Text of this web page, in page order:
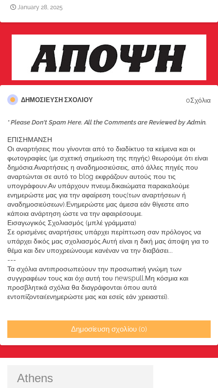
January 28, 2025
ΔΗΜΟΣΊΕΥΣΗ ΣΧΟΛΊΟΥ 0Σχόλια
* Please Don't Spam Here. All the Comments are Reviewed by Admin.
ΕΠΙΣΗΜΑΝΣΗ
Οι αναρτήσεις που γίνονται από το διαδίκτυο τα κείμενα και οι
φωτογραφίες (με σχετική σημείωση της πηγής) θεωρούμε ότι είναι
δημόσια.Αναρτήσεις η αναδημοσιεύσεις, από άλλες πηγές που
αναρτώνται σε αυτό το blog εκφράζουν αυτούς που τις
υπογράφουν.Αν υπάρχουν πνευμ.δικαιώματα παρακαλούμε
ενημερώστε μας για την αφαίρεση τους(των αναρτήσεων ή
αναδημοσιεύσεων).Ενημερώστε μας άμεσα εάν θίγεστε απο
κάποια ανάρτηση ώστε να την αφαιρέσουμε.
Εισαγωγικός Σχολιασμός (μπλέ γράμματα)
Σε ορισμένες αναρτήσεις υπάρχει περίπτωση σαν πρόλογος να
υπάρχει δικός μας σχολιασμός.Αυτή είναι η δική μας άποψη για το
θέμα και δεν υποχρεώνουμε κανέναν να την διαβάσει...
---
Τα σχόλια αντιπροσωπεύουν την προσωπική γνώμη των
συγγραφέων τους και όχι αυτή του newspull.Μη κόσμια και
προσβλητικά σχόλια θα διαγράφονται όπου αυτά
εντοπίζονται(ενημερώστε μας και εσείς εάν χρειαστεί).
Δημοσίευση σχολίου (0)
Athens